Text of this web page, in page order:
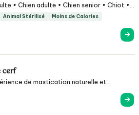
• Chien adulte • Chien senior • Chiot •
Animal Stérilisé Moins de Calories
cerf
de mastication naturelle et